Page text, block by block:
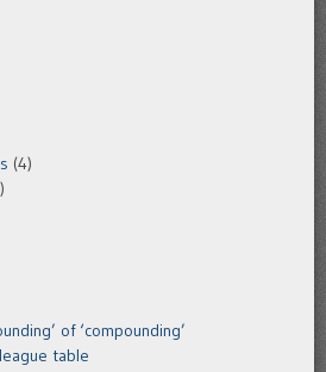
(4)
of ‘compounding’
table